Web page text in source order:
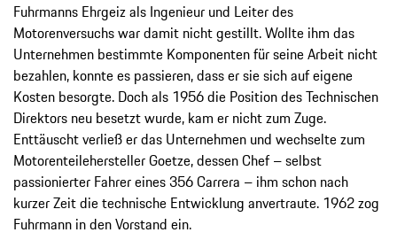
Fuhrmanns Ehrgeiz als Ingenieur und Leiter des
Motorenversuchs war damit nicht gestillt. Wollte ihm das
Unternehmen bestimmte Komponenten für seine Arbeit nicht
bezahlen, konnte es passieren, dass er sie sich auf eigene
Kosten besorgte. Doch als 1956 die Position des Technischen
Direktors neu besetzt wurde, kam er nicht zum Zuge.
Enttäuscht verließ er das Unternehmen und wechselte zum
Motorenteilehersteller Goetze, dessen Chef – selbst
passionierter Fahrer eines 356 Carrera – ihm schon nach
kurzer Zeit die technische Entwicklung anvertraute. 1962 zog
Fuhrmann in den Vorstand ein.